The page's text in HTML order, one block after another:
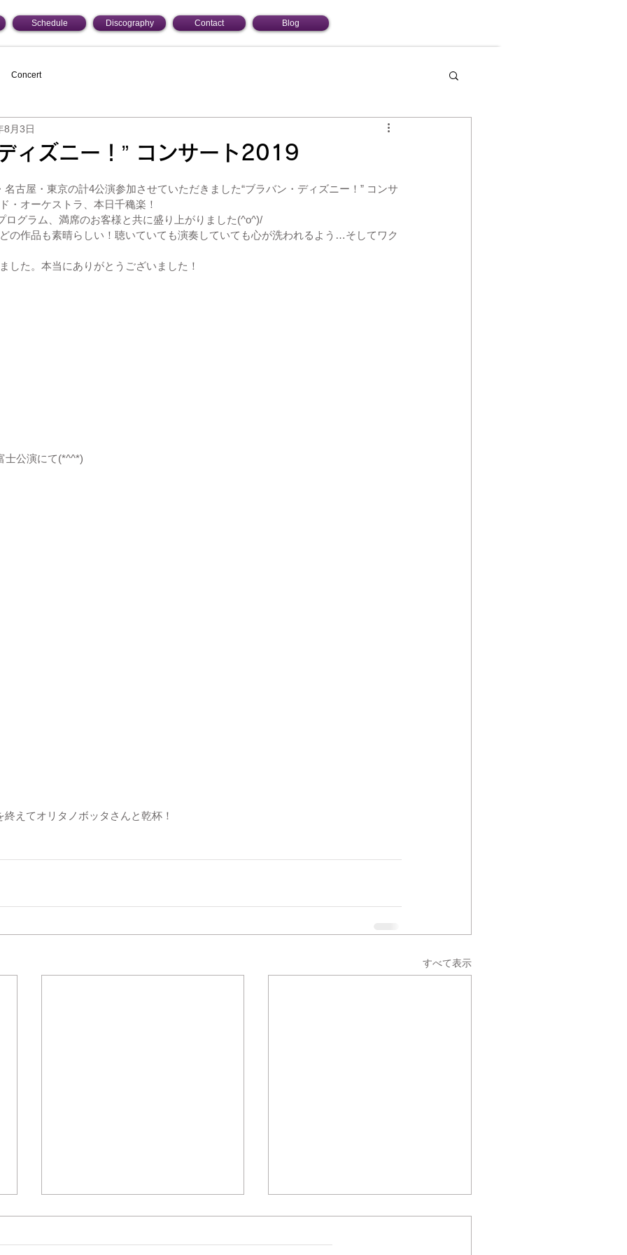
Schedule Discography Contact Blog
Concert
ィズニー！” コンサート2019
8月3日
古屋・東京の計4公演参加させていただきました“ブラバン・ディズニー！” コンサ
・オーケストラ、本日千穐楽！
ログラム、満席のお客様と共に盛り上がりました(^o^)/
の作品も素晴らしい！聴いていても演奏していても心が洗われるよう…そしてワク
した。本当にありがとうございました！
にて(*^^*)
リタノボッタさんと乾杯！
すべて表示